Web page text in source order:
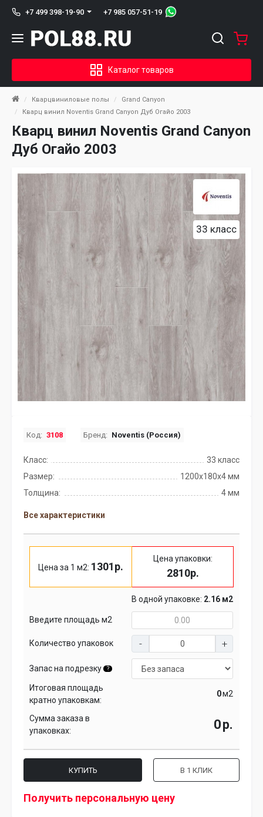
+7 499 398-19-90 +7 985 057-51-19
Каталог товаров
Кварцвиниловые полы
Grand Canyon
Кварц винил Noventis Grand Canyon Дуб Огайо 2003
Кварц винил Noventis Grand Canyon
Дуб Огайо 2003
33 класс
Код: 3108 Бренд: Noventis (Россия)
Класс:
33 класс
Размер:
1200х180х4 мм
Толщина:
4 мм
Все характеристики
Цена за 1 м2: 1301р.
Цена упаковки:
2810р.
В одной упаковке: 2.16 м2
Введите площадь м2
Количество упаковок
Запас на подрезку ?
Итоговая площадь
кратно упаковкам:
м2
Сумма заказа в
упаковках:
р.
КУПИТЬ В 1 КЛИК
Получить персональную цену